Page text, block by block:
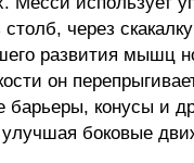
через
развития мышц
он
барьеры, конусы и
улучшая боковые